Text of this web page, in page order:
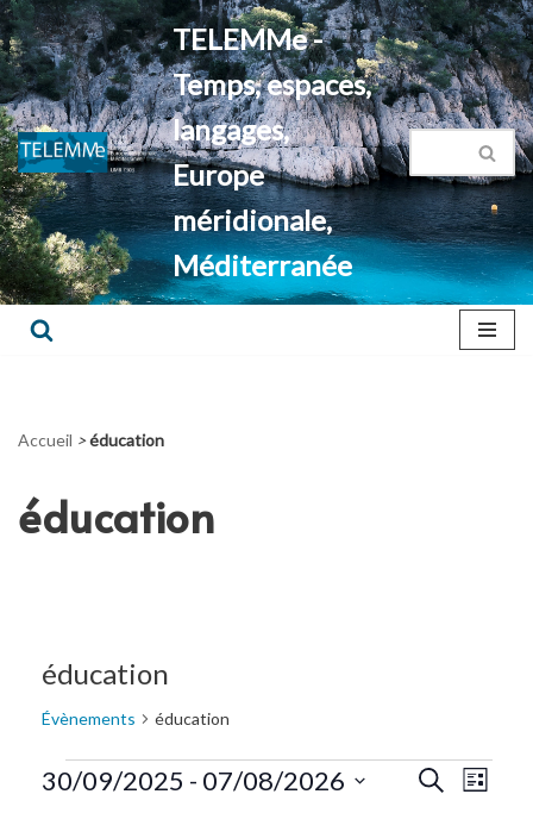
Aller
au
contenu
TELEMMe -
Temps, espaces,
langages,
Europe
méridionale,
Méditerranée
Accueil >éducation
éducation
éducation
Évènements éducation
Recherche
Liste
30/09/2025 - 07/08/2026